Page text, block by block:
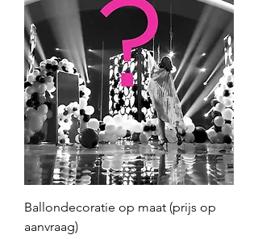
Ballondecoratie op maat (prijs op
aanvraag)